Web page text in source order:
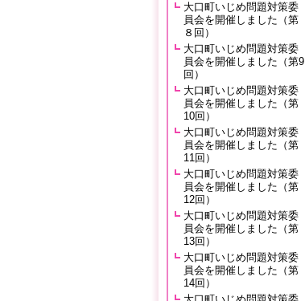
大口町いじめ問題対策委
員会を開催しました（第
８回）
大口町いじめ問題対策委
員会を開催しました（第9
回）
大口町いじめ問題対策委
員会を開催しました（第
10回）
大口町いじめ問題対策委
員会を開催しました（第
11回）
大口町いじめ問題対策委
員会を開催しました（第
12回）
大口町いじめ問題対策委
員会を開催しました（第
13回）
大口町いじめ問題対策委
員会を開催しました（第
14回）